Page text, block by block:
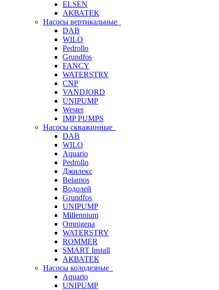
ELSEN
АКВАТЕК
Насосы вертикальные
DAB
WILO
Pedrollo
Grundfos
FANCY
WATERSTRY
CNP
VANDJORD
UNIPUMP
Wester
IMP PUMPS
Насосы скважинные
DAB
WILO
Aquario
Pedrollo
Джилекс
Belamos
Водолей
Grundfos
UNIPUMP
Millennium
Omnigena
WATERSTRY
ROMMER
SMART Install
АКВАТЕК
Насосы колодезные
Aquario
UNIPUMP